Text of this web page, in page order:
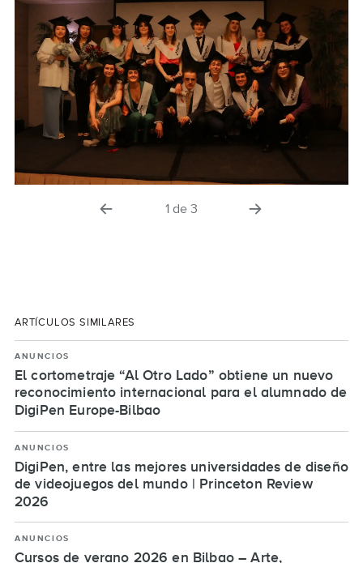
1 de 3
ARTÍCULOS SIMILARES
ANUNCIOS
El cortometraje “Al Otro Lado” obtiene un nuevo
reconocimiento internacional para el alumnado de
DigiPen Europe-Bilbao
ANUNCIOS
DigiPen, entre las mejores universidades de diseño
de videojuegos del mundo | Princeton Review
2026
ANUNCIOS
Cursos de verano 2026 en Bilbao – Arte,